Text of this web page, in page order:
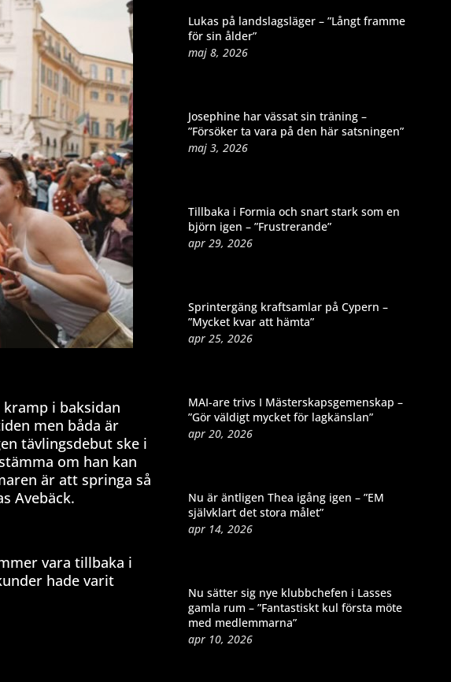
i baksidan
men båda är
tävlingsdebut ske i
om han kan
är att springa så
Avebäck.
vara tillbaka i
hade varit
Lukas på landslagsläger – ”Långt framme
för sin ålder”
maj 8, 2026
Josephine har vässat sin träning –
”Försöker ta vara på den här satsningen”
maj 3, 2026
Tillbaka i Formia och snart stark som en
björn igen – ”Frustrerande”
apr 29, 2026
Sprintergäng kraftsamlar på Cypern –
”Mycket kvar att hämta”
apr 25, 2026
MAI-are trivs I Mästerskapsgemenskap –
”Gör väldigt mycket för lagkänslan”
apr 20, 2026
Nu är äntligen Thea igång igen – ”EM
självklart det stora målet”
apr 14, 2026
Nu sätter sig nye klubbchefen i Lasses
gamla rum – ”Fantastiskt kul första möte
med medlemmarna”
apr 10, 2026